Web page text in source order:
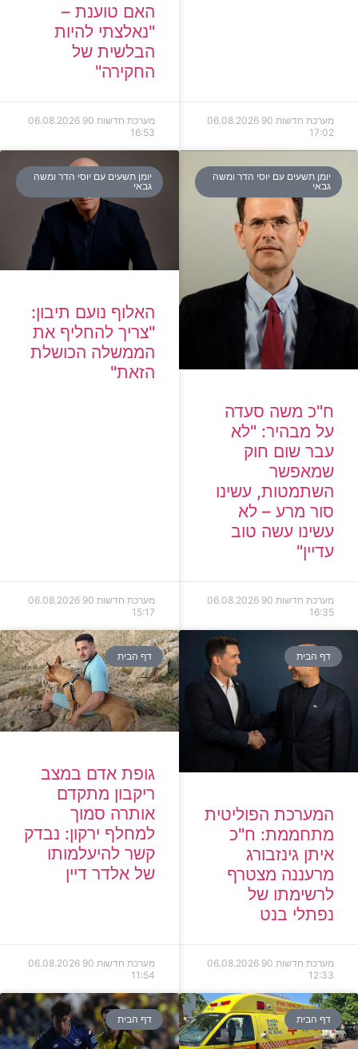
מערכת חדשות 90
06.08.2026
17:02
האם טוענת –
"נאלצתי להיות
הבלשית של
החקירה"
מערכת חדשות 90
06.08.2026
16:53
יומן תשעים עם יוסי הדר ומשה
גבאי
ח"כ משה סעדה
על מבהיר: "לא
עבר שום חוק
שמאפשר
השתמטות, עשינו
סור מרע – לא
עשינו עשה טוב
עדיין"
מערכת חדשות 90
06.08.2026
16:35
יומן תשעים עם יוסי הדר ומשה
גבאי
האלוף נועם תיבון:
"צריך להחליף את
הממשלה הכושלת
הזאת"
מערכת חדשות 90
06.08.2026
15:17
דף הבית
המערכת הפוליטית
מתחממת: ח"כ
איתן גינזבורג
מרעננה מצטרף
לרשימתו של
נפתלי בנט
מערכת חדשות 90
06.08.2026
12:33
דף הבית
גופת אדם במצב
ריקבון מתקדם
אותרה סמוך
למחלף ירקון: נבדק
קשר להיעלמותו
של אלדר דיין
מערכת חדשות 90
06.08.2026
11:54
דף הבית דף הבית